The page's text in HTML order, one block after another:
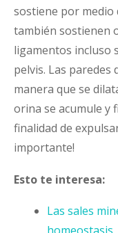
sostiene por medio
también sostienen
ligamentos incluso
pelvis. Las paredes
manera que se
orina se acumule y
finalidad de
importante!
Esto te interesa:
Las sales